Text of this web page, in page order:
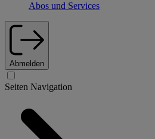
Abos und Services
Abmelden
Seiten Navigation